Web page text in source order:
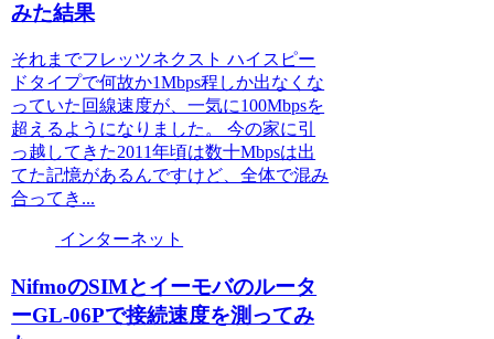
みた結果
それまでフレッツネクスト ハイスピー
ドタイプで何故か1Mbps程しか出なくな
っていた回線速度が、一気に100Mbpsを
超えるようになりました。 今の家に引
っ越してきた2011年頃は数十Mbpsは出
てた記憶があるんですけど、全体で混み
合ってき...
インターネット
NifmoのSIMとイーモバのルータ
ーGL-06Pで接続速度を測ってみ